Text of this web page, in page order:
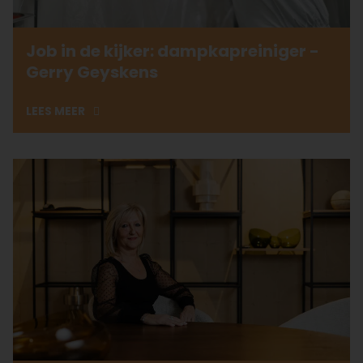
Job in de kijker: dampkapreiniger -
Gerry Geyskens
LEES MEER